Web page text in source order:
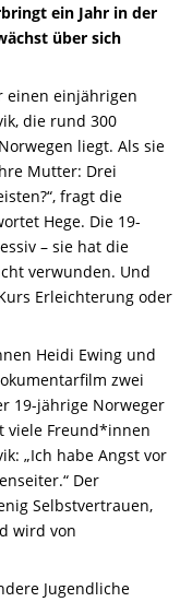
ein Jahr in der
über sich
einen einjährigen
die rund 300
liegt. Als sie
Mutter: Drei
fragt die
Hege. Die 19-
– sie hat die
verwunden. Und
Erleichterung oder
Heidi Ewing und
zwei
19-jährige Norweger
viele Freund*innen
„Ich habe Angst vor
Der
Selbstvertrauen,
wird von
Jugendliche